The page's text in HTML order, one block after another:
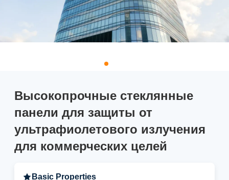
Высокопрочные стеклянные
панели для защиты от
ультрафиолетового излучения
для коммерческих целей
Basic Properties